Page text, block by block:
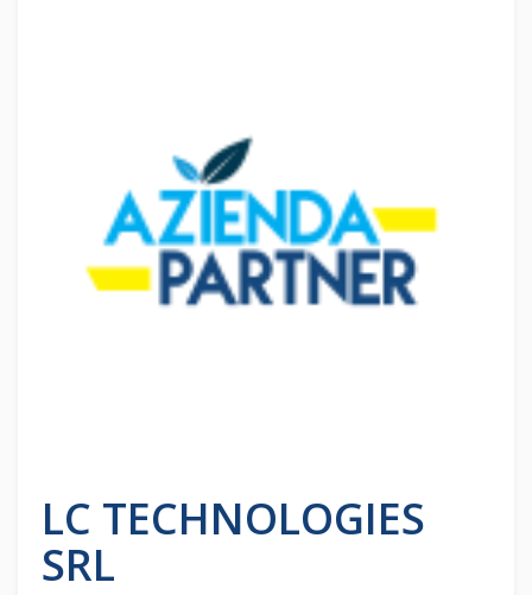
LC TECHNOLOGIES
SRL